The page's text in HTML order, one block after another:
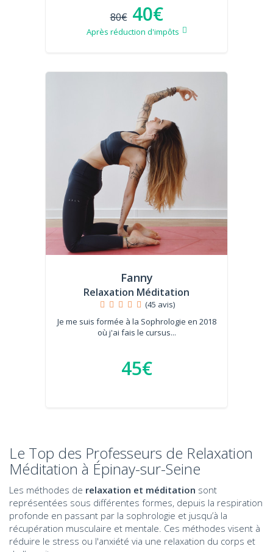
80€ 40€
Après réduction d'impôts
Fanny
Relaxation Méditation
(45 avis)
Je me suis formée à la Sophrologie en 2018
où j'ai fais le cursus...
45€
Le Top des Professeurs de Relaxation
Méditation à Épinay-sur-Seine
Les méthodes de relaxation et méditation sont
représentées sous différentes formes, depuis la respiration
profonde en passant par la sophrologie et jusqu’à la
récupération musculaire et mentale. Ces méthodes visent à
réduire le stress ou l'anxiété via une relaxation du corps et